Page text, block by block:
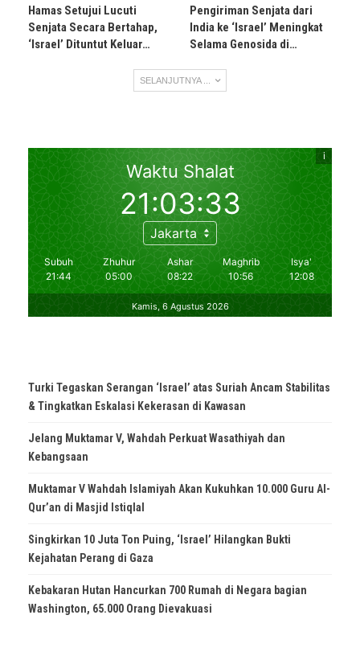
Hamas Setujui Lucuti
Senjata Secara Bertahap,
‘Israel’ Dituntut Keluar…
Pengiriman Senjata dari
India ke ‘Israel’ Meningkat
Selama Genosida di…
SELANJUTNYA ...
Turki Tegaskan Serangan ‘Israel’ atas Suriah Ancam Stabilitas
& Tingkatkan Eskalasi Kekerasan di Kawasan
Jelang Muktamar V, Wahdah Perkuat Wasathiyah dan
Kebangsaan
Muktamar V Wahdah Islamiyah Akan Kukuhkan 10.000 Guru Al-
Qur’an di Masjid Istiqlal
Singkirkan 10 Juta Ton Puing, ‘Israel’ Hilangkan Bukti
Kejahatan Perang di Gaza
Kebakaran Hutan Hancurkan 700 Rumah di Negara bagian
Washington, 65.000 Orang Dievakuasi